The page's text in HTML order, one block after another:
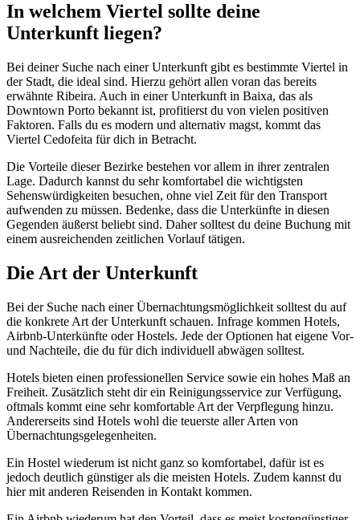
In welchem Viertel sollte deine
Unterkunft liegen?
Bei deiner Suche nach einer Unterkunft gibt es bestimmte Viertel in
der Stadt, die ideal sind. Hierzu gehört allen voran das bereits
erwähnte Ribeira. Auch in einer Unterkunft in Baixa, das als
Downtown Porto bekannt ist, profitierst du von vielen positiven
Faktoren. Falls du es modern und alternativ magst, kommt das
Viertel Cedofeita für dich in Betracht.
Die Vorteile dieser Bezirke bestehen vor allem in ihrer zentralen
Lage. Dadurch kannst du sehr komfortabel die wichtigsten
Sehenswürdigkeiten besuchen, ohne viel Zeit für den Transport
aufwenden zu müssen. Bedenke, dass die Unterkünfte in diesen
Gegenden äußerst beliebt sind. Daher solltest du deine Buchung mit
einem ausreichenden zeitlichen Vorlauf tätigen.
Die Art der Unterkunft
Bei der Suche nach einer Übernachtungsmöglichkeit solltest du auf
die konkrete Art der Unterkunft schauen. Infrage kommen Hotels,
Airbnb-Unterkünfte oder Hostels. Jede der Optionen hat eigene Vor-
und Nachteile, die du für dich individuell abwägen solltest.
Hotels bieten einen professionellen Service sowie ein hohes Maß an
Freiheit. Zusätzlich steht dir ein Reinigungsservice zur Verfügung,
oftmals kommt eine sehr komfortable Art der Verpflegung hinzu.
Andererseits sind Hotels wohl die teuerste aller Arten von
Übernachtungsgelegenheiten.
Ein Hostel wiederum ist nicht ganz so komfortabel, dafür ist es
jedoch deutlich günstiger als die meisten Hotels. Zudem kannst du
hier mit anderen Reisenden in Kontakt kommen.